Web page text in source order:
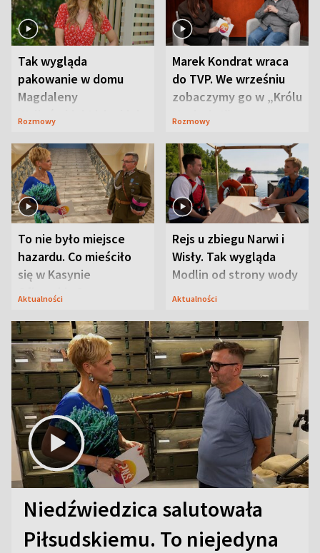
Tak wygląda
pakowanie w domu
Magdaleny
Waligórskiej-Lisieckiej.
Rozmowy
Marek Kondrat wraca
do TVP. We wrześniu
zobaczymy go w „Królu
Maciusiu I”
Rozmowy
To nie było miejsce
hazardu. Co mieściło
się w Kasynie
Oficerskim?
Aktualności
Rejs u zbiegu Narwi i
Wisły. Tak wygląda
Modlin od strony wody
Aktualności
Niedźwiedzica salutowała
Piłsudskiemu. To niejedyna